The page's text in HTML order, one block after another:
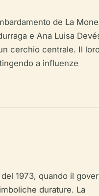
de La
e Ana Luisa
cerchio centrale. Il
a influenze
1973, quando il
durature. La